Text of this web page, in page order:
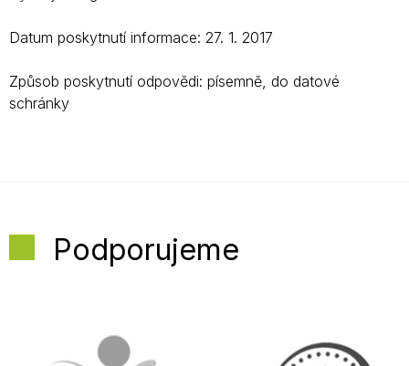
Datum poskytnutí informace: 27. 1. 2017
Způsob poskytnutí odpovědi: písemně, do datové
schránky
Podporujeme